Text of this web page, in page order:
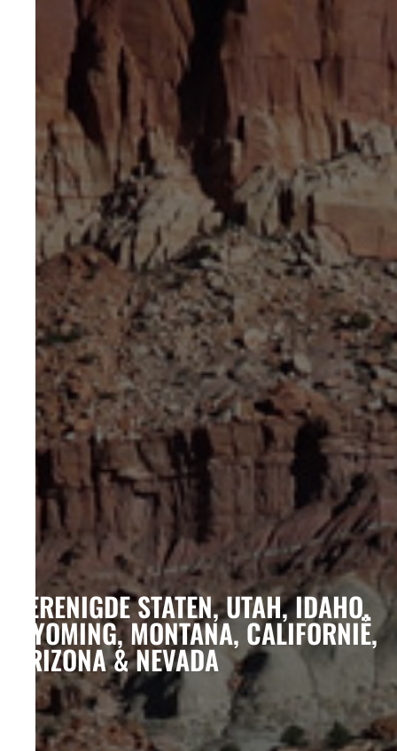
VERENIGDE STATEN, UTAH, IDAHO,
WYOMING, MONTANA, CALIFORNIË,
ARIZONA & NEVADA